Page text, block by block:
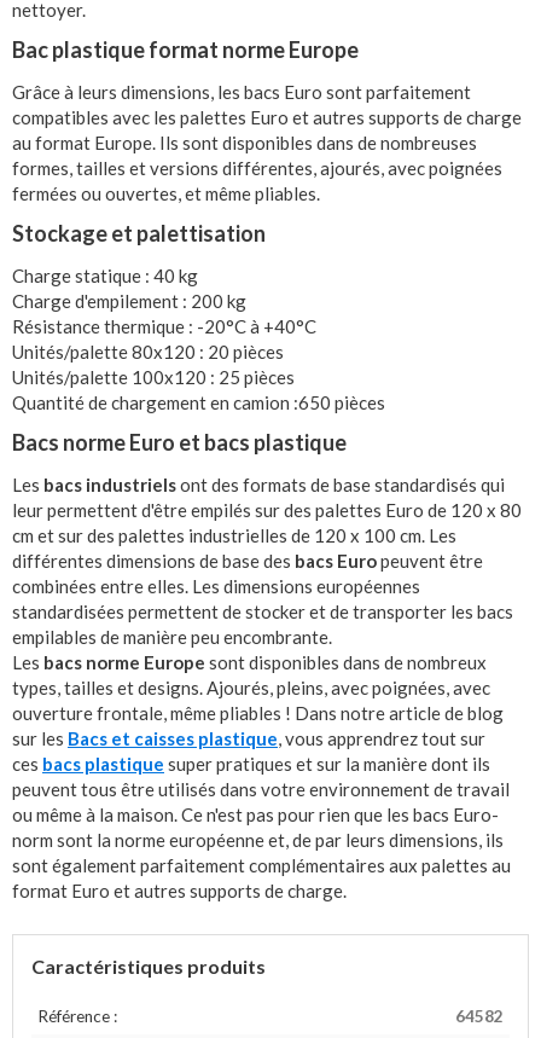
nettoyer.
Bac plastique format norme Europe
Grâce à leurs dimensions, les bacs Euro sont parfaitement
compatibles avec les palettes Euro et autres supports de charge
au format Europe. Ils sont disponibles dans de nombreuses
formes, tailles et versions différentes, ajourés, avec poignées
fermées ou ouvertes, et même pliables.
Stockage et palettisation
Charge statique : 40 kg
Charge d'empilement : 200 kg
Résistance thermique : -20°C à +40°C
Unités/palette 80x120 : 20 pièces
Unités/palette 100x120 : 25 pièces
Quantité de chargement en camion :650 pièces
Bacs norme Euro et bacs plastique
Les bacs industrielsont des formats de base standardisés qui
leur permettent d'être empilés sur des palettes Euro de 120 x 80
cm et sur des palettes industrielles de 120 x 100 cm. Les
différentes dimensions de base des bacs Europeuvent être
combinées entre elles. Les dimensions européennes
standardisées permettent de stocker et de transporter les bacs
empilables de manière peu encombrante.
Les bacs norme Europe sont disponibles dans de nombreux
types, tailles et designs. Ajourés, pleins, avec poignées, avec
ouverture frontale, même pliables ! Dans notre article de blog
sur les Bacs et caisses plastique, vous apprendrez tout sur
ces bacs plastique super pratiques et sur la manière dont ils
peuvent tous être utilisés dans votre environnement de travail
ou même à la maison. Ce n'est pas pour rien que les bacs Euro-
norm sont la norme européenne et, de par leurs dimensions, ils
sont également parfaitement complémentaires aux palettes au
format Euro et autres supports de charge.
Caractéristiques produits
Référence : 64582